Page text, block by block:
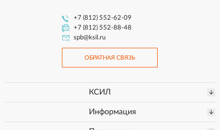
+7 (812) 552-62-09
+7 (812) 552-88-48
spb@ksil.ru
ОБРАТНАЯ СВЯЗЬ
КСИЛ
Информация